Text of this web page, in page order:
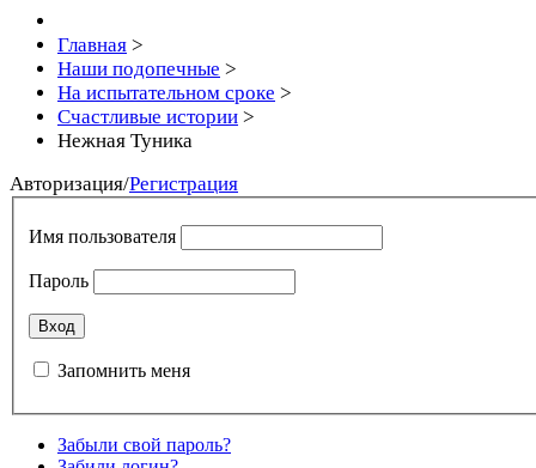
Главная >
Наши подопечные >
На испытательном сроке >
Счастливые истории >
Нежная Туника
Авторизация/Регистрация
Имя пользователя
Пароль
Запомнить меня
Забыли свой пароль?